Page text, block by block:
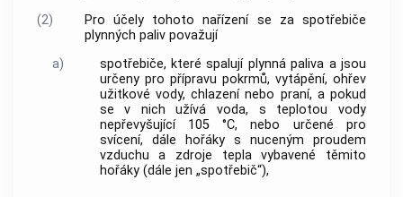
(2)
Pro účely tohoto nařízení se za spotřebiče
plynných paliv považují
a)
spotřebiče, které spalují plynná paliva a jsou
určeny pro přípravu pokrmů, vytápění, ohřev
užitkové vody, chlazení nebo praní, a pokud
se v nich užívá voda, s teplotou vody
nepřevyšující 105 °C, nebo určené pro
svícení, dále hořáky s nuceným proudem
vzduchu a zdroje tepla vybavené těmito
hořáky (dále jen „spotřebič“),